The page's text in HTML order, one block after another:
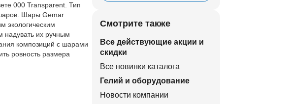
000 Transparent. Тип
Шары Gemar
экологическим
их ручным
композиций с шарами
ровность размера
Смотрите также
Все действующие акции и
скидки
Все новинки каталога
Гелий и оборудование
Новости компании